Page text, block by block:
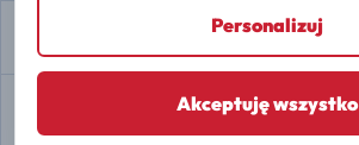
Ostrzeganie przed opuszczeniem pasa
Dostępne
Adaptacyjny tempomat
Personalizuj
Akceptuję wszystko